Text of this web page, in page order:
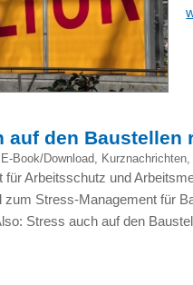
auf den Baustellen
E-Book/Download Kurznachrichten
für Arbeitsschutz und
zum Stress-Management für
Stress auch auf den